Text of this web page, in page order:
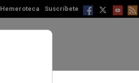
Hemeroteca Suscríbete